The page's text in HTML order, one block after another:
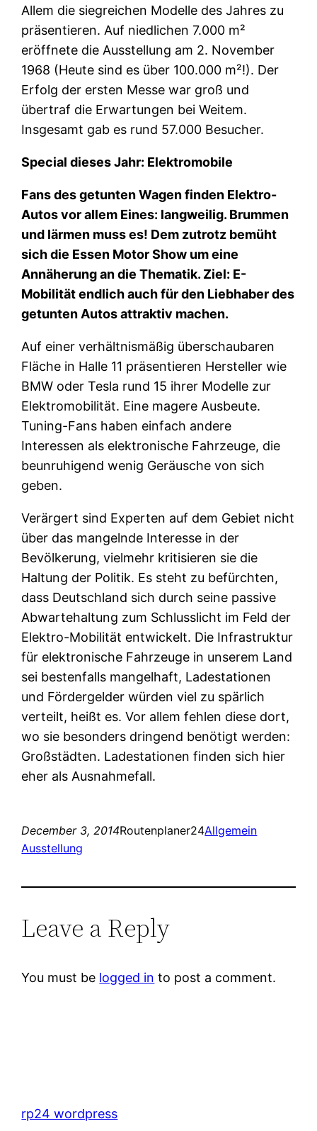
Allem die siegreichen Modelle des Jahres zu
präsentieren. Auf niedlichen 7.000 m²
eröffnete die Ausstellung am 2. November
1968 (Heute sind es über 100.000 m²!). Der
Erfolg der ersten Messe war groß und
übertraf die Erwartungen bei Weitem.
Insgesamt gab es rund 57.000 Besucher.
Special dieses Jahr: Elektromobile
Fans des getunten Wagen finden Elektro-
Autos vor allem Eines: langweilig. Brummen
und lärmen muss es! Dem zutrotz bemüht
sich die Essen Motor Show um eine
Annäherung an die Thematik. Ziel: E-
Mobilität endlich auch für den Liebhaber des
getunten Autos attraktiv machen.
Auf einer verhältnismäßig überschaubaren
Fläche in Halle 11 präsentieren Hersteller wie
BMW oder Tesla rund 15 ihrer Modelle zur
Elektromobilität. Eine magere Ausbeute.
Tuning-Fans haben einfach andere
Interessen als elektronische Fahrzeuge, die
beunruhigend wenig Geräusche von sich
geben.
Verärgert sind Experten auf dem Gebiet nicht
über das mangelnde Interesse in der
Bevölkerung, vielmehr kritisieren sie die
Haltung der Politik. Es steht zu befürchten,
dass Deutschland sich durch seine passive
Abwartehaltung zum Schlusslicht im Feld der
Elektro-Mobilität entwickelt. Die Infrastruktur
für elektronische Fahrzeuge in unserem Land
sei bestenfalls mangelhaft, Ladestationen
und Fördergelder würden viel zu spärlich
verteilt, heißt es. Vor allem fehlen diese dort,
wo sie besonders dringend benötigt werden:
Großstädten. Ladestationen finden sich hier
eher als Ausnahmefall.
December 3, 2014Routenplaner24Allgemein
Ausstellung
Leave a Reply
You must be logged in to post a comment.
rp24 wordpress